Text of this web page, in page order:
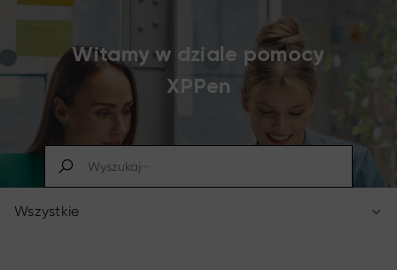
Witamy w dziale pomocy
XPPen
Wszystkie